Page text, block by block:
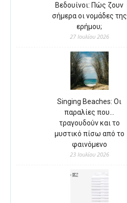
Βεδουίνοι: Πώς ζουν
σήμερα οι νομάδες της
ερήμου;
27 Ιουλίου 2026
Singing Beaches: Οι
παραλίες που…
τραγουδούν και το
μυστικό πίσω από το
φαινόμενο
23 Ιουλίου 2026